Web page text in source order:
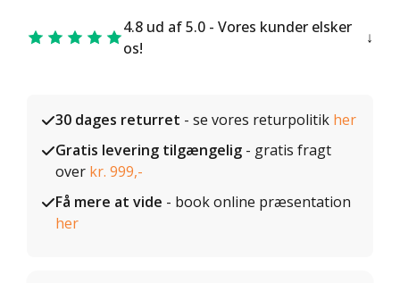
4.8 ud af 5.0 - Vores kunder elsker
os!
30 dages returret - se vores returpolitik her
Gratis levering tilgængelig - gratis fragt
over kr. 999,-
Få mere at vide - book online præsentation
her